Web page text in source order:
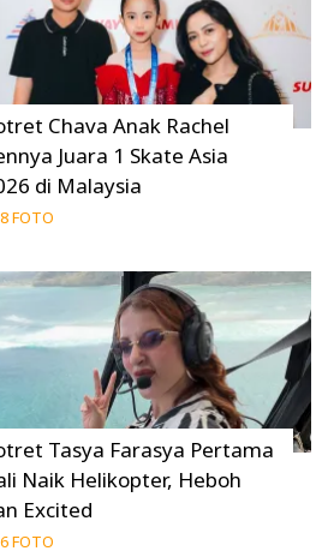
Chava Anak Rachel
Juara 1 Skate Asia
di Malaysia
8 FOTO
Tasya Farasya Pertama
Naik Helikopter, Heboh
Excited
6 FOTO